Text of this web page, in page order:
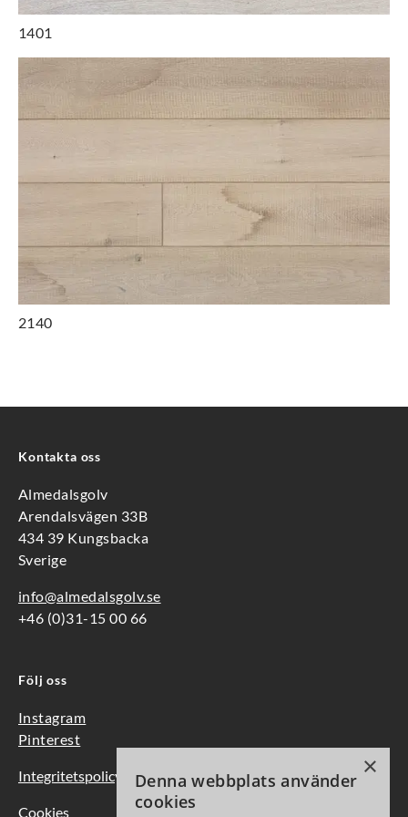
1401
2140
Kontakta oss
Almedalsgolv
Arendalsvägen 33B
434 39 Kungsbacka
Sverige
info@almedalsgolv.se
+46 (0)31-15 00 66
Följ oss
Instagram
Pinterest
Integritetspolicy
Cookies
×
Denna webbplats använder
cookies